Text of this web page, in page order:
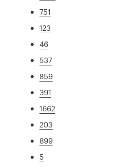
751
123
46
537
859
391
1662
203
899
5